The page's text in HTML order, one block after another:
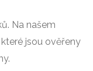
Na našem
jsou ověřeny